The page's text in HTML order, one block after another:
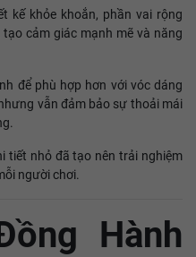
kế khỏe khoắn, phần vai rộng
cảm giác mạnh mẽ và năng
để phù hợp hơn với vóc dáng
vẫn đảm bảo sự thoải mái
tiết nhỏ đã tạo nên trải nghiệm
người chơi.
Hành